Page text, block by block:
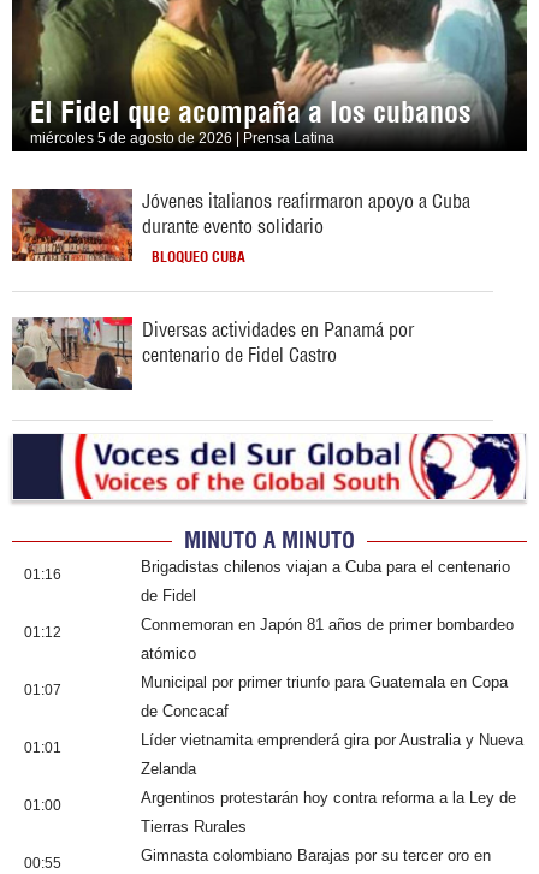
El Fidel que acompaña a los cubanos
miércoles 5 de agosto de 2026 | Prensa Latina
Jóvenes italianos reafirmaron apoyo a Cuba
durante evento solidario
BLOQUEO CUBA
Diversas actividades en Panamá por
centenario de Fidel Castro
MINUTO A MINUTO
01:16
Brigadistas chilenos viajan a Cuba para el centenario
de Fidel
01:12
Conmemoran en Japón 81 años de primer bombardeo
atómico
01:07
Municipal por primer triunfo para Guatemala en Copa
de Concacaf
01:01
Líder vietnamita emprenderá gira por Australia y Nueva
Zelanda
01:00
Argentinos protestarán hoy contra reforma a la Ley de
Tierras Rurales
00:55
Gimnasta colombiano Barajas por su tercer oro en